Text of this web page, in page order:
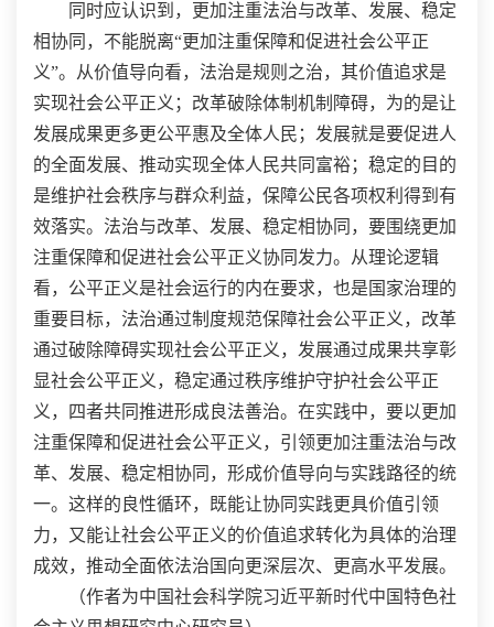
同时应认识到，更加注重法治与改革、发展、稳定
相协同，不能脱离“更加注重保障和促进社会公平正
义”。从价值导向看，法治是规则之治，其价值追求是
实现社会公平正义；改革破除体制机制障碍，为的是让
发展成果更多更公平惠及全体人民；发展就是要促进人
的全面发展、推动实现全体人民共同富裕；稳定的目的
是维护社会秩序与群众利益，保障公民各项权利得到有
效落实。法治与改革、发展、稳定相协同，要围绕更加
注重保障和促进社会公平正义协同发力。从理论逻辑
看，公平正义是社会运行的内在要求，也是国家治理的
重要目标，法治通过制度规范保障社会公平正义，改革
通过破除障碍实现社会公平正义，发展通过成果共享彰
显社会公平正义，稳定通过秩序维护守护社会公平正
义，四者共同推进形成良法善治。在实践中，要以更加
注重保障和促进社会公平正义，引领更加注重法治与改
革、发展、稳定相协同，形成价值导向与实践路径的统
一。这样的良性循环，既能让协同实践更具价值引领
力，又能让社会公平正义的价值追求转化为具体的治理
成效，推动全面依法治国向更深层次、更高水平发展。
（作者为中国社会科学院习近平新时代中国特色社